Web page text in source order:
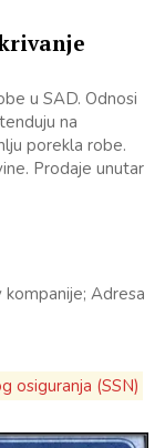
u SAD. Odnosi
na
porekla robe.
Prodaje unutar
Adresa
osiguranja (SSN)